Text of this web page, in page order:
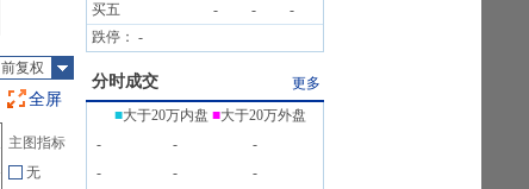
前复权
全屏
主图指标
无
买五
- -
-
跌停： -
分时成交
更多
■大于20万内盘 ■大于20万外盘
-
-
-
-
-
-